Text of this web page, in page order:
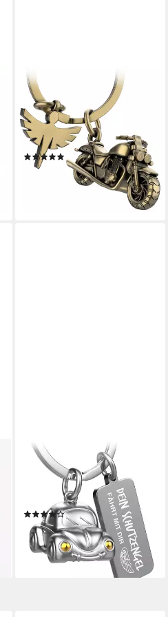
FABACH
Schlüsselanhänger Chopper
Motorrad mit Schutzengel -
Engel Glücksbringer
Motorradfahrer
(8)
12,90 €
lieferbar - in 4-5 Werktagen bei dir
FABACH
Schlüsselanhänger Miniatur
Auto "Car" mit Gravur "Deine
Schutzengel fahren mit Dir"
(8)
14,90 €
lieferbar - in 4-5 Werktagen bei dir